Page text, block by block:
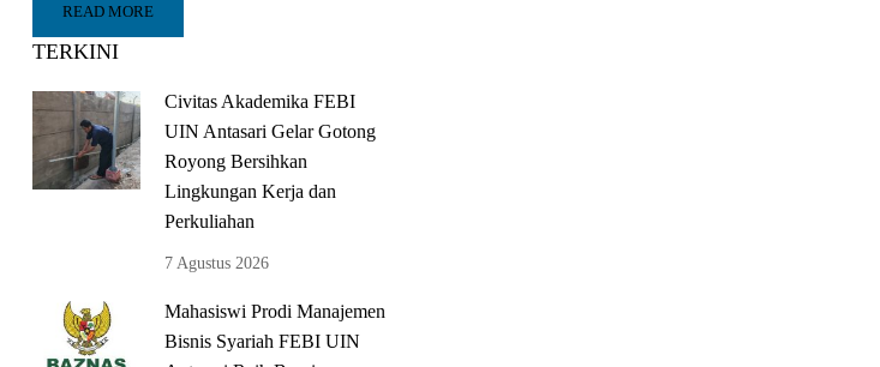
READ MORE
TERKINI
Civitas Akademika FEBI
UIN Antasari Gelar Gotong
Royong Bersihkan
Lingkungan Kerja dan
Perkuliahan
7 Agustus 2026
Mahasiswi Prodi Manajemen
Bisnis Syariah FEBI UIN